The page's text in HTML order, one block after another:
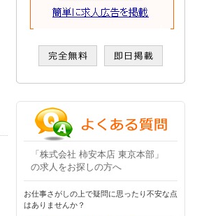
「株式会社 柿安本店 東京本部」
の求人をお探しの方へ
お仕事さがしの上で疑問に思ったり不安な点
はありませんか？